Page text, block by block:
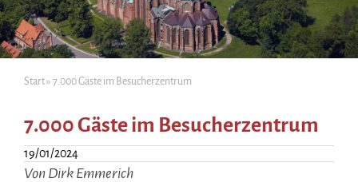
Start» 7.000 Gäste im Besucherzentrum
7.000 Gäste im Besucherzentrum
19/01/2024
Von Dirk Emmerich